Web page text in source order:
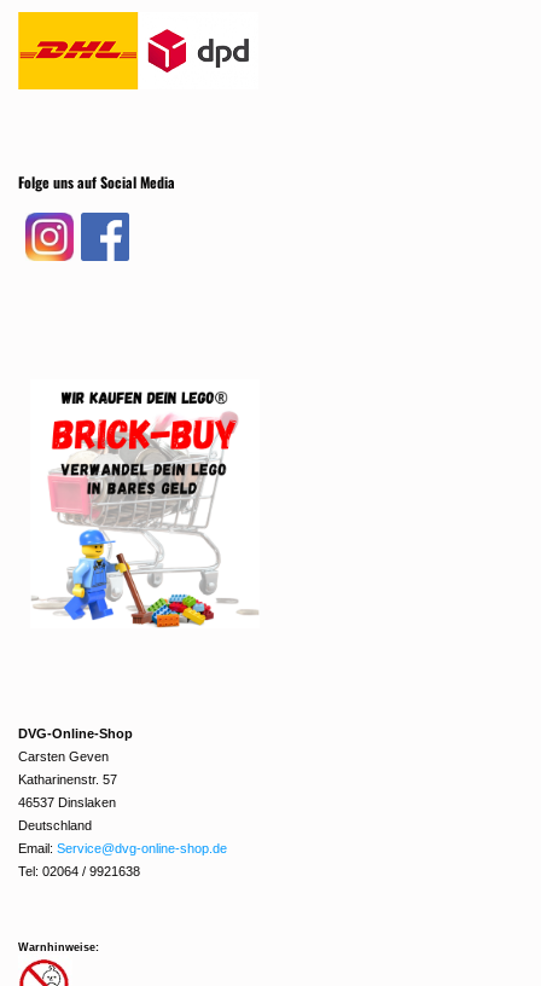
Folge uns auf Social Media
DVG-Online-Shop
Carsten Geven
Katharinenstr. 57
46537 Dinslaken
Deutschland
Email: Service@dvg-online-shop.de
Tel: 02064 / 9921638
Warnhinweise: